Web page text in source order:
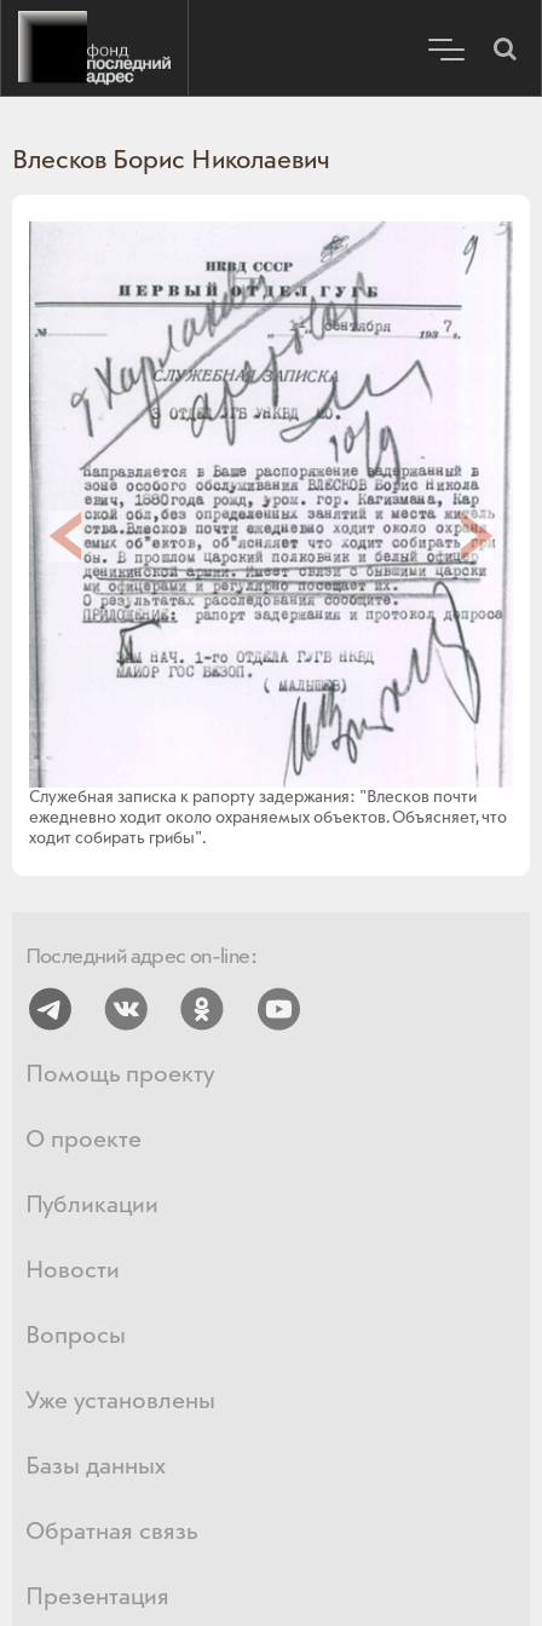
Влесков Борис Николаевич
Служебная записка к рапорту задержания: "Влесков почти
ежедневно ходит около охраняемых объектов. Объясняет, что
ходит собирать грибы".
Последний адрес on-line:
Помощь проекту
О проекте
Публикации
Новости
Вопросы
Уже установлены
Базы данных
Обратная связь
Презентация